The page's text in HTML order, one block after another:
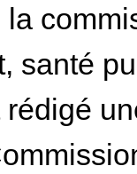
santé